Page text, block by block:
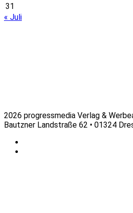
31
« Juli
2026 progressmedia Verlag &
Bautzner Landstraße 62 • 01324